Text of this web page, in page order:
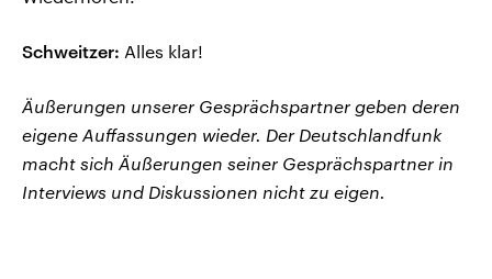
Schweitzer: Alles klar!
Äußerungen unserer Gesprächspartner geben deren
eigene Auffassungen wieder. Der Deutschlandfunk
macht sich Äußerungen seiner Gesprächspartner in
Interviews und Diskussionen nicht zu eigen.